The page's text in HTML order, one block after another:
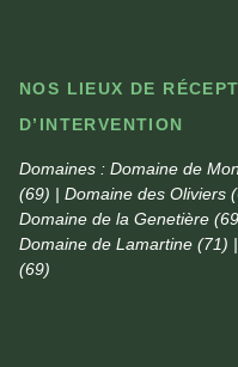
NOS LIEUX DE
D’INTERVENTION
Domaines : Domaine de
(69) | Domaine des Oliviers
Domaine de la Genetière
Domaine de Lamartine (71)
(69)